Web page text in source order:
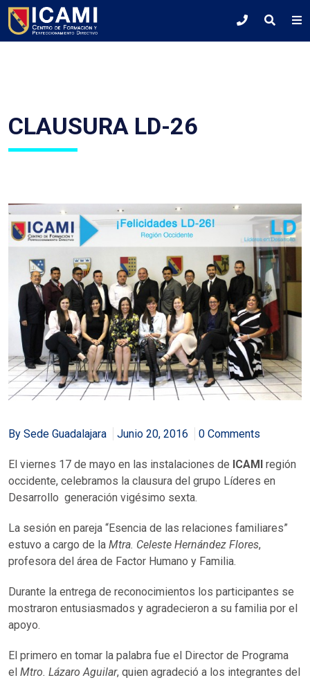
CLAUSURA LD-26
By Sede Guadalajara Junio 20, 2016 0 Comments
El viernes 17 de mayo en las instalaciones de ICAMI región
occidente, celebramos la clausura del grupo Líderes en
Desarrollo generación vigésimo sexta.
La sesión en pareja “Esencia de las relaciones familiares”
estuvo a cargo de la Mtra. Celeste Hernández Flores,
profesora del área de Factor Humano y Familia.
Durante la entrega de reconocimientos los participantes se
mostraron entusiasmados y agradecieron a su familia por el
apoyo.
El primero en tomar la palabra fue el Director de Programa
el Mtro. Lázaro Aguilar, quien agradeció a los integrantes del